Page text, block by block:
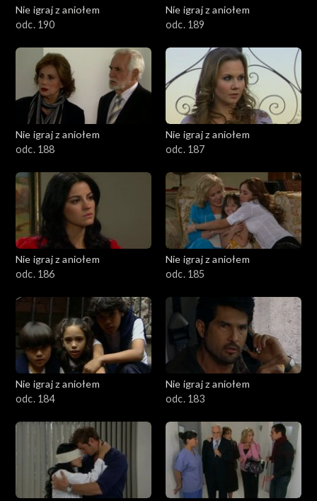
Nie igraj z aniołem
odc. 190
Nie igraj z aniołem
odc. 189
Nie igraj z aniołem
odc. 188
Nie igraj z aniołem
odc. 187
Nie igraj z aniołem
odc. 186
Nie igraj z aniołem
odc. 185
Nie igraj z aniołem
odc. 184
Nie igraj z aniołem
odc. 183